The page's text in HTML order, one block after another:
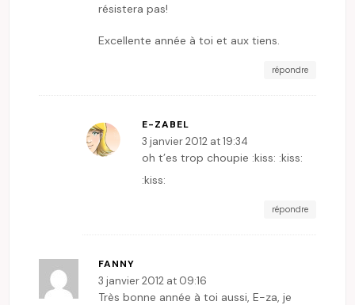
résistera pas!
Excellente année à toi et aux tiens.
répondre
E-ZABEL
3 janvier 2012 at 19:34
oh t’es trop choupie :kiss: :kiss:
:kiss:
répondre
FANNY
3 janvier 2012 at 09:16
Très bonne année à toi aussi, E-za, je